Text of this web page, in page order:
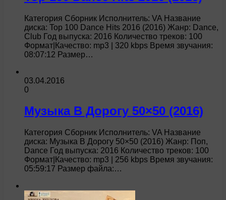
Категория Сборник Исполнитель: VA Название
диска: Top 100 Dance Hits 2016 (2016) Жанр: Dance,
Club Год выпуска: 2016 Количество треков: 100
Формат|Качество: mp3 | 320 kbps Время звучания:
08:07:12 Размер…
03.04.2016
0
Музыка В Дорогу 50×50 (2016)
Категория Сборник Исполнитель: VA Название
диска: Музыка В Дорогу 50×50 (2016) Жанр: Поп,
Dance Год выпуска: 2016 Количество треков: 100
Формат|Качество: mp3 | 256 kbps Время звучания:
05:59:17 Размер файла:…